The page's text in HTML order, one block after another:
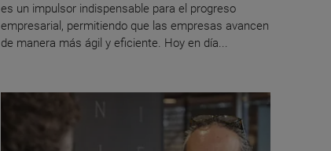
es un impulsor indispensable para el progreso
empresarial, permitiendo que las empresas avancen
de manera más ágil y eficiente. Hoy en día...